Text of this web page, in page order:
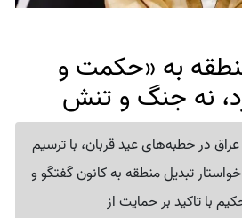
به «حکمت و
نه جنگ و تنش
در خطبه‌های عید قربان، با ترسیم
تبدیل منطقه به کانون گفتگو و
با تاکید بر حمایت از